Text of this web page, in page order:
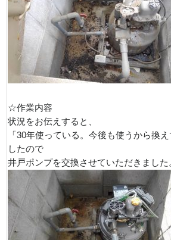
☆作業内容
状況をお伝えすると、
「30年使っている。今後も使うから換
したので
井戸ポンプを交換させていただきました